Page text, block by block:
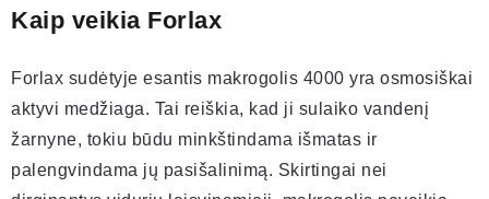
Kaip veikia Forlax
Forlax sudėtyje esantis makrogolis 4000 yra osmosiškai
aktyvi medžiaga. Tai reiškia, kad ji sulaiko vandenį
žarnyne, tokiu būdu minkštindama išmatas ir
palengvindama jų pasišalinimą. Skirtingai nei